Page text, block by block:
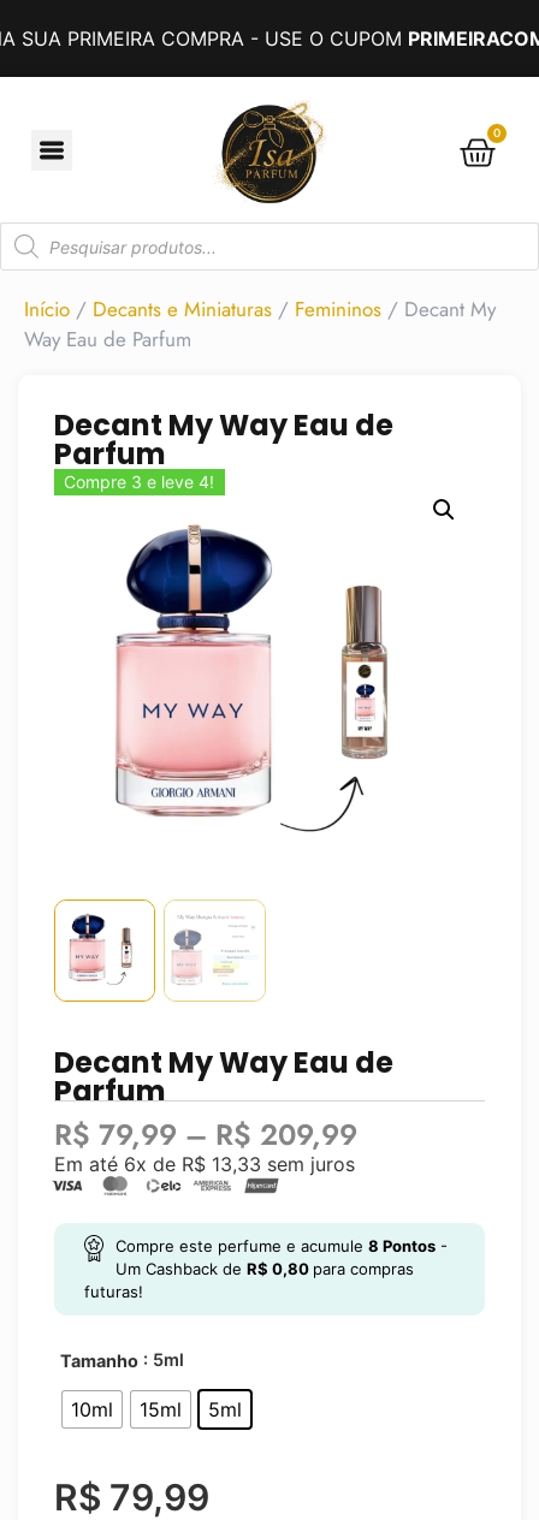
COMPRA - USE O CUPOM PRIMEIRACOMPRA
0
Início / Decants e Miniaturas / Femininos / Decant My
Way Eau de Parfum
Decant My Way Eau de
Parfum
Compre 3 e leve 4!
Decant My Way Eau de
Parfum
R$ 79,99 – R$ 209,99
Em até 6x de R$ 13,33 sem juros
Compre este perfume e acumule 8 Pontos -
Um Cashback de R$ 0,80 para compras
futuras!
Tamanho : 5ml
10ml 15ml 5ml
R$ 79,99